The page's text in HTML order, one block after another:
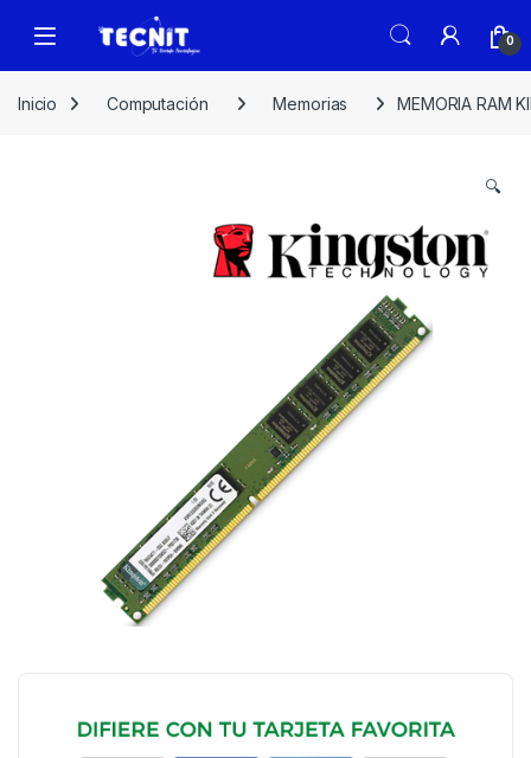
0
Inicio Computación Memorias MEMORIA RAM
🔍